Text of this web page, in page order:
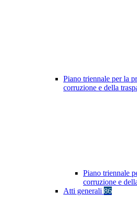
Piano triennale per la
corruzione e della
Piano triennale
corruzione e
Atti generali 86